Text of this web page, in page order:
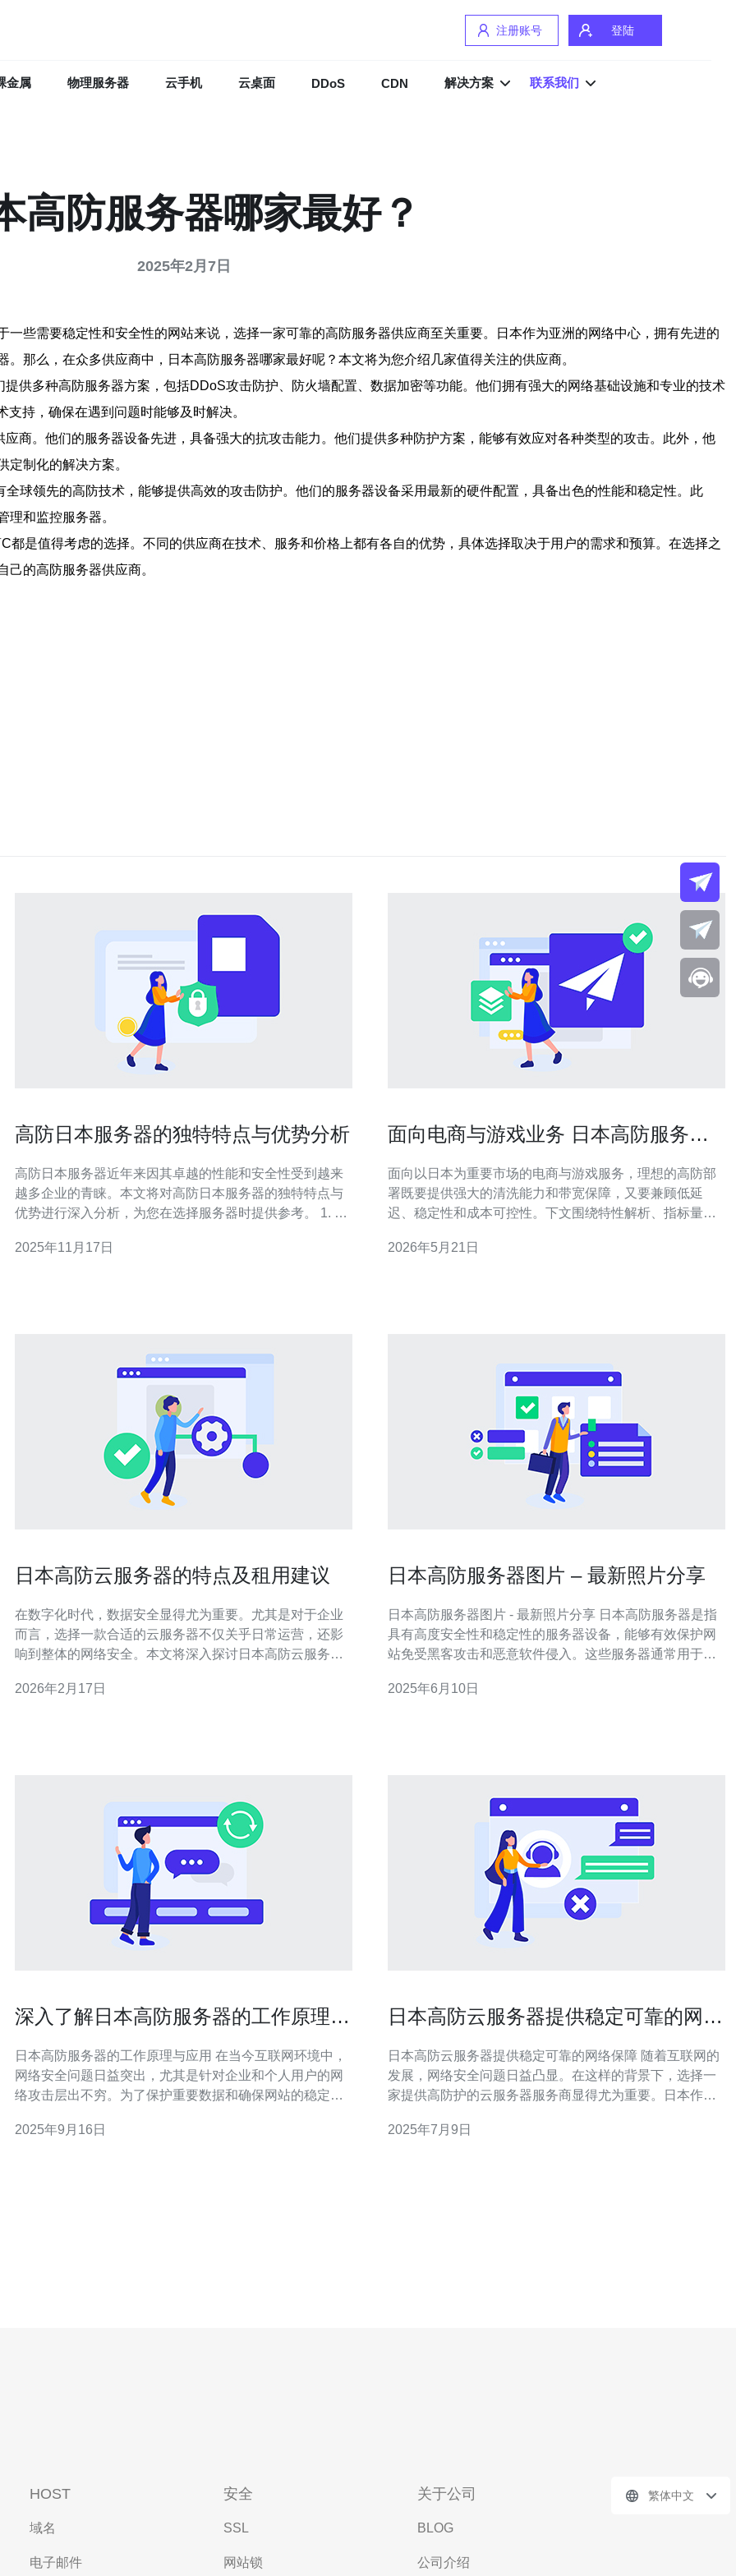
注册账号 登陆
金属 物理服务器 云手机 云桌面 DDoS CDN 解决方案 联系我们
高防服务器哪家最好？
2025年2月7日
些需要稳定性和安全性的网站来说，选择一家可靠的高防服务器供应商至关重要。日本作为亚洲的网络中心，拥有先进的
那么，在众多供应商中，日本高防服务器哪家最好呢？本文将为您介绍几家值得关注的供应商。
供多种高防服务器方案，包括DDoS攻击防护、防火墙配置、数据加密等功能。他们拥有强大的网络基础设施和专业的技术
持，确保在遇到问题时能够及时解决。
商。他们的服务器设备先进，具备强大的抗攻击能力。他们提供多种防护方案，能够有效应对各种类型的攻击。此外，他
制化的解决方案。
球领先的高防技术，能够提供高效的攻击防护。他们的服务器设备采用最新的硬件配置，具备出色的性能和稳定性。此
和监控服务器。
是值得考虑的选择。不同的供应商在技术、服务和价格上都有各自的优势，具体选择取决于用户的需求和预算。在选择之
的高防服务器供应商。
高防日本服务器的独特特点与优势分析
高防日本服务器近年来因其卓越的性能和安全性受到越来
越多企业的青睐。本文将对高防日本服务器的独特特点与
优势进行深入分析，为您在选择服务器时提供参考。 1. 高
硬件配置，包括多核处理器、大容量内存和高速固态硬盘
2025年11月17日
面向电商与游戏业务 日本高防服务器
面向以日本为重要市场的电商与游戏服务，理想的高防部
署既要提供强大的清洗能力和带宽保障，又要兼顾低延
迟、稳定性和成本可控性。下文围绕特性解析、指标量
及性能优化等方面给出针对性建议，便于技术和产品团队
2026年5月21日
日本高防云服务器的特点及租用建议
在数字化时代，数据安全显得尤为重要。尤其是对于企业
而言，选择一款合适的云服务器不仅关乎日常运营，还影
响到整体的网络安全。本文将深入探讨日本高防云服务器
选择。 日本高防云服务器有哪些特点？ 日本高防云服务器
2026年2月17日
日本高防服务器图片 – 最新照片分享
日本高防服务器图片 - 最新照片分享 日本高防服务器是指
具有高度安全性和稳定性的服务器设备，能够有效保护网
站免受黑客攻击和恶意软件侵入。这些服务器通常用于托
本高防服务器图片: 这张图片展示了一台现代化的日本高防
2025年6月10日
深入了解日本高防服务器的工作原理与
日本高防服务器的工作原理与应用 在当今互联网环境中，
网络安全问题日益突出，尤其是针对企业和个人用户的网
络攻击层出不穷。为了保护重要数据和确保网站的稳定
入探讨日本高防服务器的工作原理及其实际应用，帮助您
2025年9月16日
日本高防云服务器提供稳定可靠的网络
日本高防云服务器提供稳定可靠的网络保障 随着互联网的
发展，网络安全问题日益凸显。在这样的背景下，选择一
家提供高防护的云服务器服务商显得尤为重要。日本作为
防云服务器以其出色的稳定性和可靠性著称。通过采用最
2025年7月9日
HOST
域名
电子邮件
安全
SSL
网站锁
关于公司
BLOG
公司介绍
繁体中文